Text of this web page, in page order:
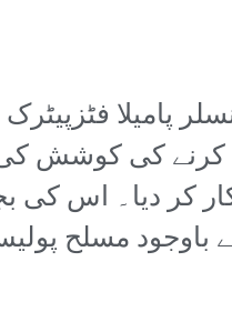
پامیلا
کرنے کی کوشش
کر دیا۔ اس کی
باوجود مسلح